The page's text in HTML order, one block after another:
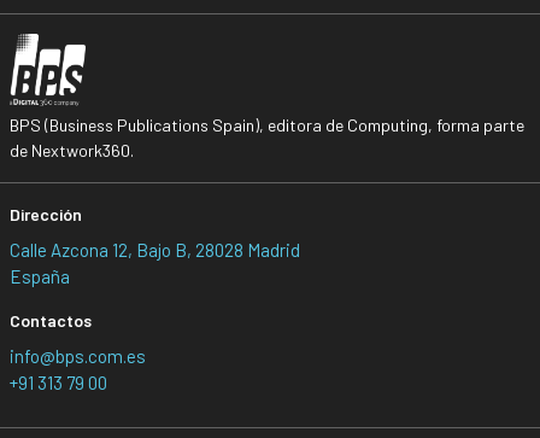
BPS (Business Publications Spain), editora de Computing, forma parte
de Nextwork360.
Dirección
Calle Azcona 12, Bajo B, 28028 Madrid
España
Contactos
info@bps.com.es
+91 313 79 00